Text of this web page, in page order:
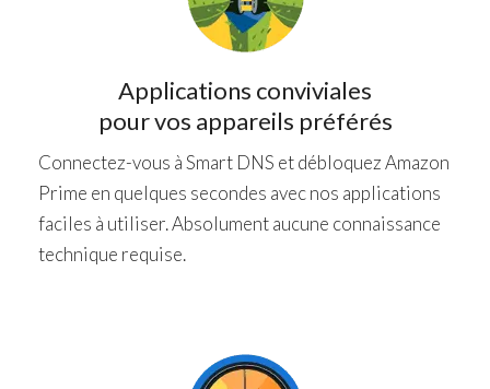
Applications conviviales
pour vos appareils préférés
Connectez-vous à Smart DNS et débloquez Amazon
Prime en quelques secondes avec nos applications
faciles à utiliser. Absolument aucune connaissance
technique requise.